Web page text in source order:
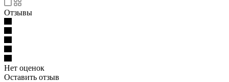
Отзывы
Нет оценок
Оставить отзыв